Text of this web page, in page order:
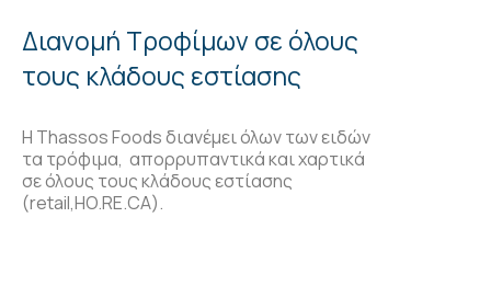
Διανομή Τροφίμων σε όλους
τους κλάδους εστίασης
Η Thassos Foods διανέμει όλων των ειδών
τα τρόφιμα, απορρυπαντικά και χαρτικά
σε όλους τους κλάδους εστίασης
(retail,HO.RE.CA).